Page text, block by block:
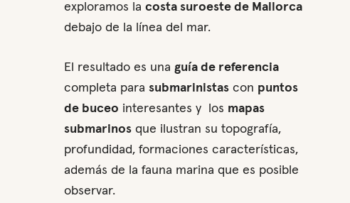
exploramos la costa suroeste de Mallorca
debajo de la línea del mar.
El resultado es una guía de referencia
completa para submarinistas con puntos
de buceo interesantes y los mapas
submarinos que ilustran su topografía,
profundidad, formaciones características,
además de la fauna marina que es posible
observar.